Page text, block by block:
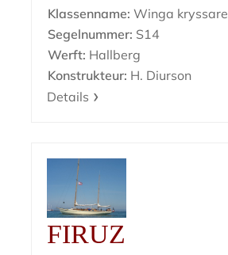
Klassenname: Winga kryssare
Segelnummer: S14
Werft: Hallberg
Konstrukteur: H. Diurson
Details
FIRUZ